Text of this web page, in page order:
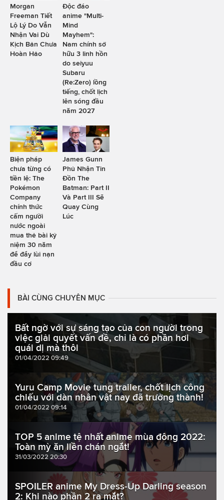
Morgan
Freeman Tiết
Lộ Lý Do Vẫn
Nhận Vai Dù
Kịch Bản Chưa
Hoàn Hảo
Độc đáo
anime "Multi-
Mind
Mayhem":
Nam chính sở
hữu 3 linh hồn
do seiyuu
Subaru
(Re:Zero) lồng
tiếng, chốt lịch
lên sóng đầu
năm 2027
Biện pháp
chưa từng có
tiền lệ: The
Pokémon
Company
chính thức
cấm người
nước ngoài
mua thẻ bài kỷ
niệm 30 năm
để đẩy lùi nạn
đầu cơ
James Gunn
Phủ Nhận Tin
Đồn The
Batman: Part II
Và Part III Sẽ
Quay Cùng
Lúc
BÀI CÙNG CHUYÊN MỤC
Bất ngờ với sự sáng tạo của con người trong
việc giải quyết vấn đề, chỉ là có phần hơi
quái dị mà thôi
01/04/2022 09:49
Yuru Camp Movie tung trailer, chốt lịch công
chiếu với dàn nhân vật nay đã trưởng thành!
01/04/2022 09:14
TOP 5 anime tệ nhất anime mùa đông 2022:
Toàn mỳ ăn liền chán ngắt!
31/03/2022 20:30
SPOILER anime My Dress-Up Darling season
2: Khi nào phần 2 ra mắt?